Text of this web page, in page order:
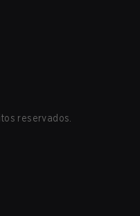
reservados.